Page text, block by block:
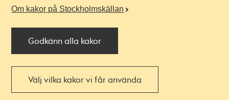
Om kakor på Stockholmskällan
Godkänn alla kakor
Välj vilka kakor vi får använda